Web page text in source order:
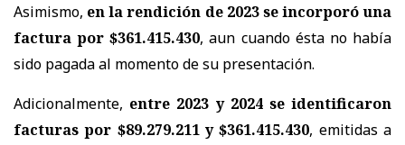
Asimismo, en la rendición de 2023 se incorporó una
factura por $361.415.430, aun cuando ésta no había
sido pagada al momento de su presentación.
Adicionalmente, entre 2023 y 2024 se identificaron
facturas por $89.279.211 y $361.415.430, emitidas a